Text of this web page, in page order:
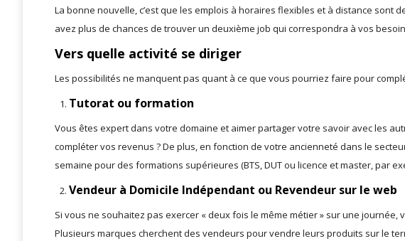
La bonne nouvelle, c’est que les emplois à horaires flexibles et à distance sont
avez plus de chances de trouver un deuxième job qui correspondra à vos
Vers quelle activité se diriger
Les possibilités ne manquent pas quant à ce que vous pourriez faire pour
Tutorat ou formation
Vous êtes expert dans votre domaine et aimer partager votre savoir avec les
compléter vos revenus ? De plus, en fonction de votre ancienneté dans le
semaine pour des formations supérieures (BTS, DUT ou licence et master, par
Vendeur à Domicile Indépendant ou Revendeur sur le web
Si vous ne souhaitez pas exercer « deux fois le même métier » sur une
Plusieurs marques cherchent des vendeurs pour vendre leurs produits sur le